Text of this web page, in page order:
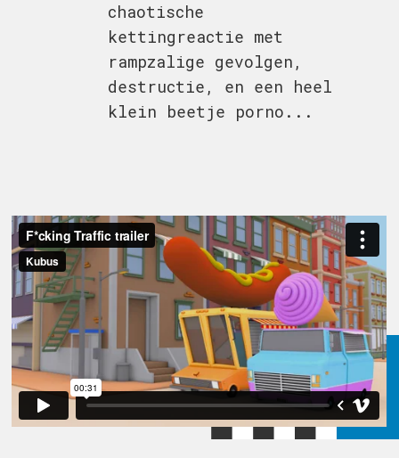
chaotische
kettingreactie met
rampzalige gevolgen,
destructie, en een heel
klein beetje porno...